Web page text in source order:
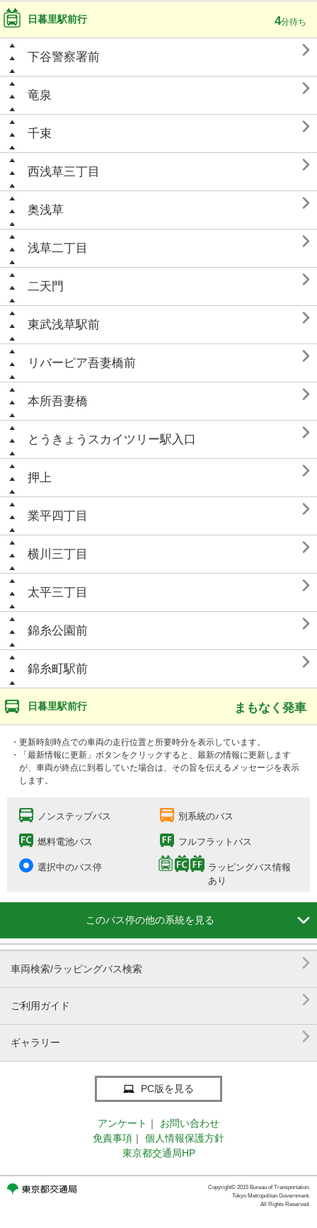
日暮里駅前行 4分待ち
下谷警察署前 
竜泉 
千束 
西浅草三丁目 
奥浅草 
浅草二丁目 
二天門 
東武浅草駅前 
リバーピア吾妻橋前 
本所吾妻橋 
とうきょうスカイツリー駅入口 
押上 
業平四丁目 
横川三丁目 
太平三丁目 
錦糸公園前 
錦糸町駅前 
日暮里駅前行 まもなく発車
・更新時刻時点での車両の走行位置と所要時分を表示しています。
・「最新情報に更新」ボタンをクリックすると、最新の情報に更新します
が、車両が終点に到着していた場合は、その旨を伝えるメッセージを表示
します。
ノンステップバス 別系統のバス
燃料電池バス フルフラットバス
選択中のバス停
ラッピングバス情報
あり
このバス停の他の系統を見る 
車両検索/ラッピングバス検索 
ご利用ガイド 
ギャラリー 
PC版を見る
アンケート ｜
お問い合わせ
免責事項 ｜
個人情報保護方針
東京都交通局HP
Copyright© 2015 Bureau of Transportation.
Tokyo Metropolitan Government.
All Rights Reserved.